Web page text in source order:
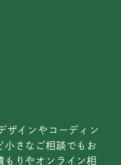
ザインやコーディン
小さなご相談でもお
りやオンライン相